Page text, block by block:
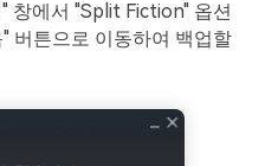
창에서 "Split Fiction" 옵션
버튼으로 이동하여 백업할